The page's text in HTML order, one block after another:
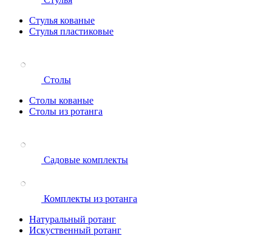
Стулья кованые
Стулья пластиковые
Столы
Столы кованые
Столы из ротанга
Садовые комплекты
Комплекты из ротанга
Натуральный ротанг
Искуственный ротанг